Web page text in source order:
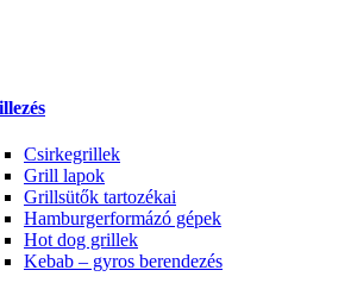
Csirkegrillek
Grill lapok
Grillsütők tartozékai
Hamburgerformázó gépek
Hot dog grillek
Kebab – gyros berendezés